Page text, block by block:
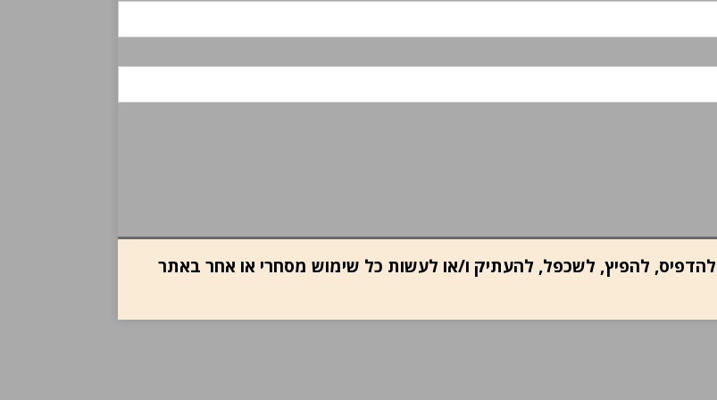
להדפיס, להפיץ, לשכפל, להעתיק ו/או לעשות כל שימוש מסחרי או אחר באתר